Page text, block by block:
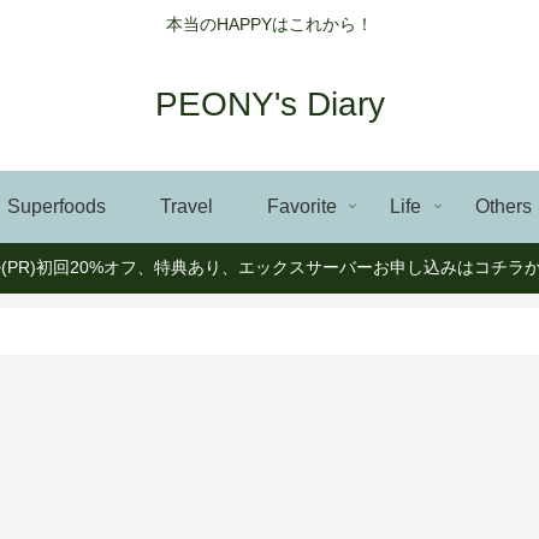
本当のHAPPYはこれから！
PEONY's Diary
Superfoods Travel Favorite Life Others
初回20%オフ、特典あり、エックスサーバーお申し込みはコチラ